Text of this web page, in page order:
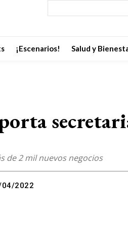
¡Escenarios! Salud y
de 2 mil nuevos negocios
2022